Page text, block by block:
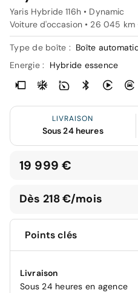
Yaris Hybride 116h • Dynamic
Voiture d'occasion • 26 045 km
Type de boîte : Boîte
Energie :
Hybride essence
LIVRAISON
Sous 24 heures
19 999 €
Dès 218 €/mois
Points clés
Livraison
Sous 24 heures en agence